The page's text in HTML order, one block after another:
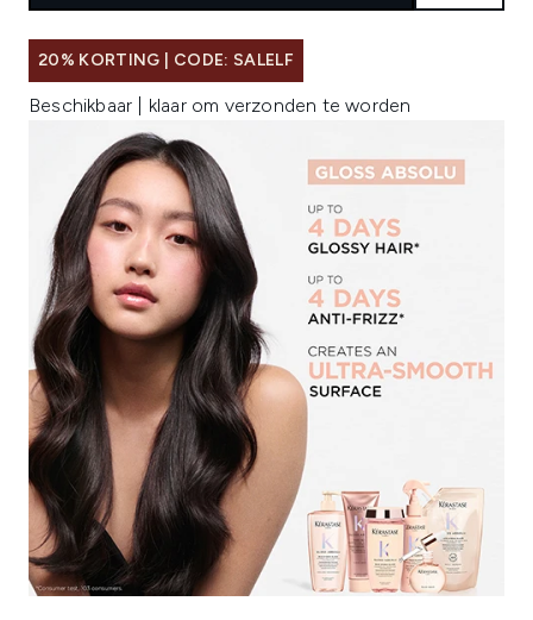
20% KORTING | CODE: SALELF
Beschikbaar | klaar om verzonden te worden